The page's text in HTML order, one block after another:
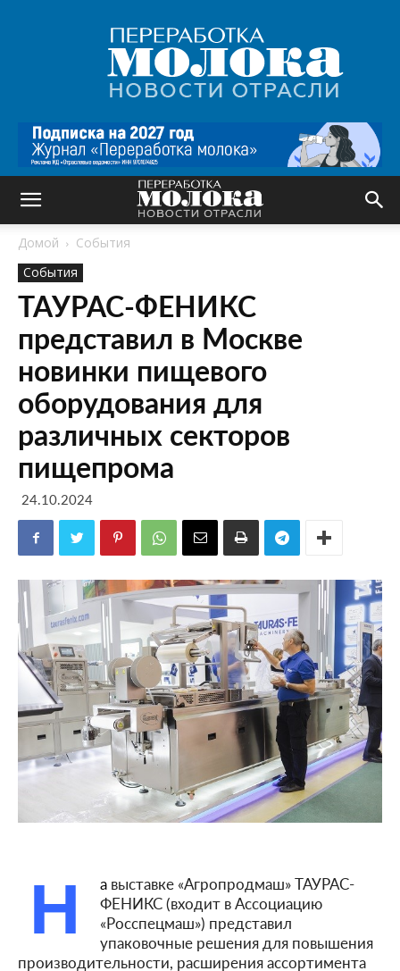
Переработка
молока
|
Новости
Домой
События
События
ТАУРАС-ФЕНИКС
представил в Москве
новинки пищевого
оборудования для
различных секторов
пищепрома
24.10.2024
Н а выставке «Агропродмаш» ТАУРАС-
ФЕНИКС (входит в Ассоциацию
«Росспецмаш») представил
упаковочные решения для повышения
производительности, расширения ассортимента